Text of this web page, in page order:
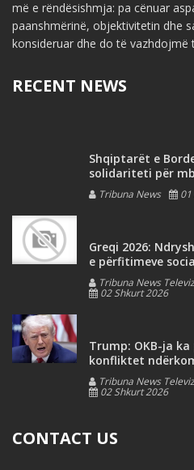
më e rëndësishmja: pa cënuar
paanshmërinë, objektivitetin dhe
konsideruar dhe do të vazhdojmë
RECENT NEWS
Shqiptarët e
solidariteti për
Tribuna News
Greqi 2026:
e përfitimeve
Tribuna News
02 Shkurt 2026
Trump: OKB-ja
konfliktet
Tribuna News
02 Shkurt 2026
CONTACT US